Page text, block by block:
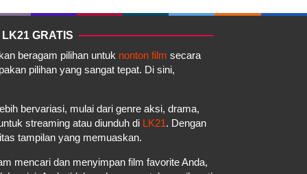
GRATIS
beragam pilihan untuk nonton film secara
pilihan yang sangat tepat. Di sini,
bervariasi, mulai dari genre aksi, drama,
streaming atau diunduh di LK21. Dengan
tampilan yang memuaskan.
mencari dan menyimpan film favorite Anda,